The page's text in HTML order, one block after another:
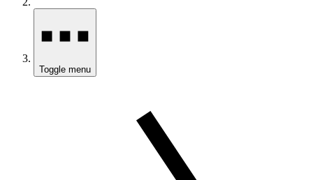
Toggle menu